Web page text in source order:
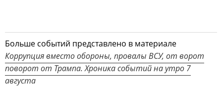
Больше событий представлено в материале
Коррупция вместо обороны, провалы ВСУ, от ворот
поворот от Трампа. Хроника событий на утро 7
августа